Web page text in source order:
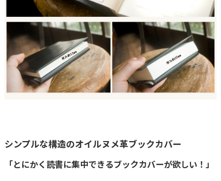
シンプルな構造のオイルヌメ革ブックカバー
「とにかく読書に集中できるブックカバーが欲しい！」